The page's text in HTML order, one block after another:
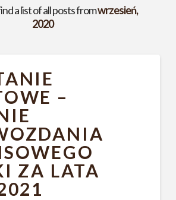
a list of all posts fromwrzesień,
2020
–
ZA LATA